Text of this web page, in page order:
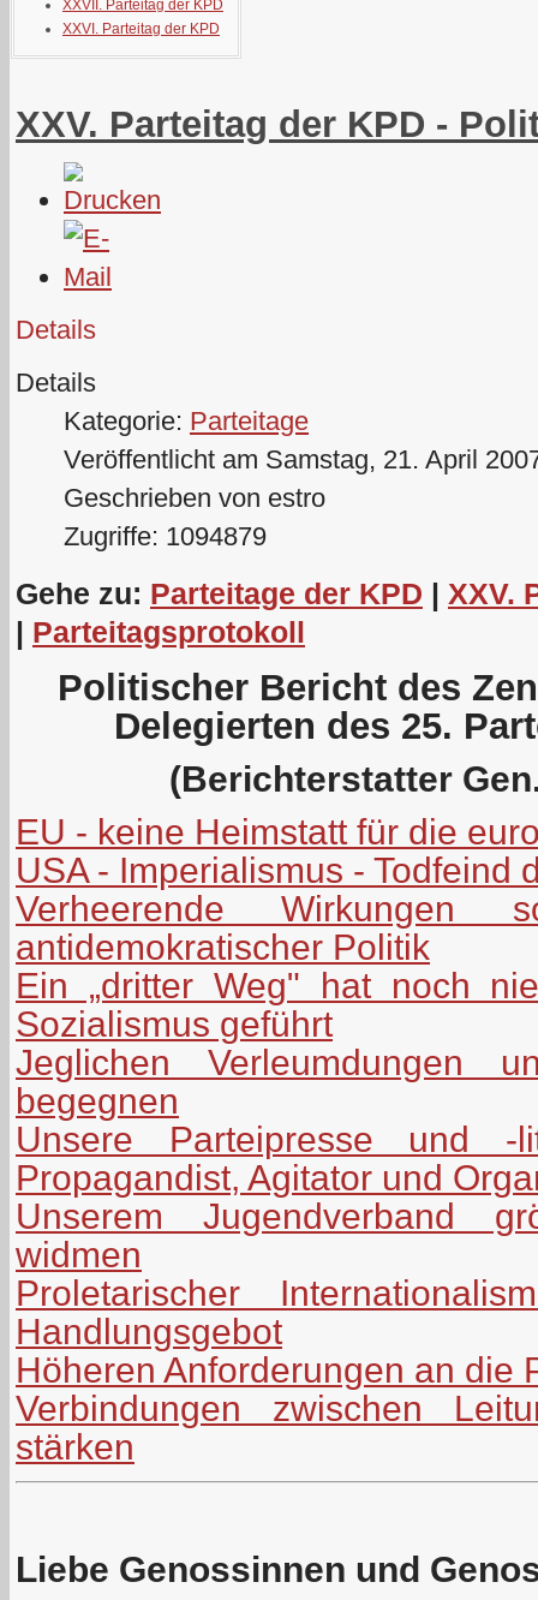
XXVII. Parteitag der KPD
XXVI. Parteitag der KPD
XXV. Parteitag der KPD -
Details
Details
Kategorie: Parteitage
Veröffentlicht am Samstag, 21. April
Geschrieben von estro
Zugriffe: 1094879
Gehe zu: Parteitage der KPD | XXV.
| Parteitagsprotokoll
Politischer Bericht des
Delegierten des 25.
(Berichterstatter
EU - keine Heimstatt für die
USA - Imperialismus - Todfeind
Verheerende Wirkungen
antidemokratischer Politik
Ein „dritter Weg" hat noch
Sozialismus geführt
Jeglichen Verleumdungen
begegnen
Unsere Parteipresse und -
Propagandist, Agitator und
Unserem Jugendverband
widmen
Proletarischer
Handlungsgebot
Höheren Anforderungen an die
Verbindungen zwischen
stärken
Liebe Genossinnen und